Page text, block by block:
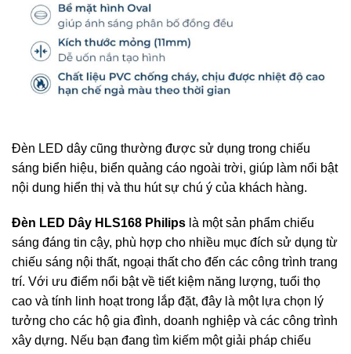
Đèn LED dây cũng thường được sử dụng trong chiếu
sáng biển hiệu, biển quảng cáo ngoài trời, giúp làm nổi bật
nội dung hiển thị và thu hút sự chú ý của khách hàng.
Đèn LED Dây HLS168 Philips là một sản phẩm chiếu
sáng đáng tin cậy, phù hợp cho nhiều mục đích sử dụng từ
chiếu sáng nội thất, ngoại thất cho đến các công trình trang
trí. Với ưu điểm nổi bật về tiết kiệm năng lượng, tuổi thọ
cao và tính linh hoạt trong lắp đặt, đây là một lựa chọn lý
tưởng cho các hộ gia đình, doanh nghiệp và các công trình
xây dựng. Nếu bạn đang tìm kiếm một giải pháp chiếu